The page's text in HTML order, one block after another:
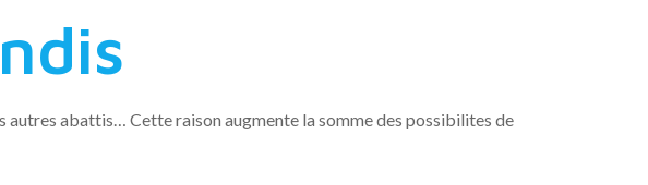
autres abattis… Cette raison augmente la somme des possibilites de